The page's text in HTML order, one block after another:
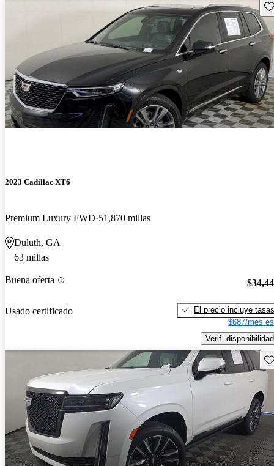
2023 Cadillac XT6
Premium Luxury FWD 51,870 millas
Duluth, GA
63 millas
Buena oferta
Usado certificado
El precio incluye tasas
$687/mes
Verif. disponibilidad